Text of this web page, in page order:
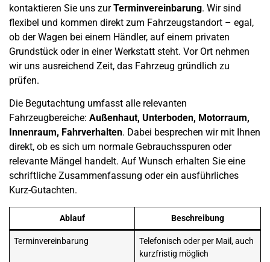
kontaktieren Sie uns zurTerminvereinbarung. Wir sind
flexibel und kommen direkt zum Fahrzeugstandort – egal,
ob der Wagen bei einem Händler, auf einem privaten
Grundstück oder in einer Werkstatt steht. Vor Ort nehmen
wir uns ausreichend Zeit, das Fahrzeug gründlich zu
prüfen.
Die Begutachtung umfasst alle relevanten
Fahrzeugbereiche: Außenhaut, Unterboden, Motorraum,
Innenraum, Fahrverhalten. Dabei besprechen wir mit Ihnen
direkt, ob es sich um normale Gebrauchsspuren oder
relevante Mängel handelt. Auf Wunsch erhalten Sie eine
schriftliche Zusammenfassung oder ein ausführliches
Kurz-Gutachten.
Ablauf Beschreibung
Terminvereinbarung
Telefonisch oder per Mail, auch
kurzfristig möglich